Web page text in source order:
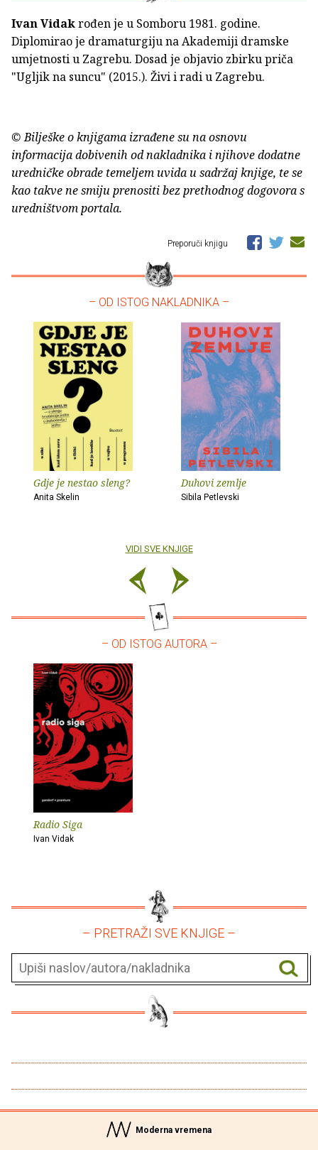
Ivan Vidakrođen je u Somboru 1981. godine.
Diplomirao je dramaturgiju na Akademiji dramske
umjetnosti u Zagrebu. Dosad je objavio zbirku priča
"Ugljik na suncu" (2015.). Živi i radi u Zagrebu.
© Bilješke o knjigama izrađene su na osnovu
informacija dobivenih od nakladnika i njihove dodatne
uredničke obrade temeljem uvida u sadržaj knjige, te se
kao takve ne smiju prenositi bez prethodnog dogovora s
uredništvom portala.
Preporuči knjigu
– OD ISTOG NAKLADNIKA –
Gdje je nestao sleng?
Anita Skelin
Duhovi zemlje
Sibila Petlevski
VIDI SVE KNJIGE
– OD ISTOG AUTORA –
Radio Siga
Ivan Vidak
– PRETRAŽI SVE KNJIGE –
Moderna vremena